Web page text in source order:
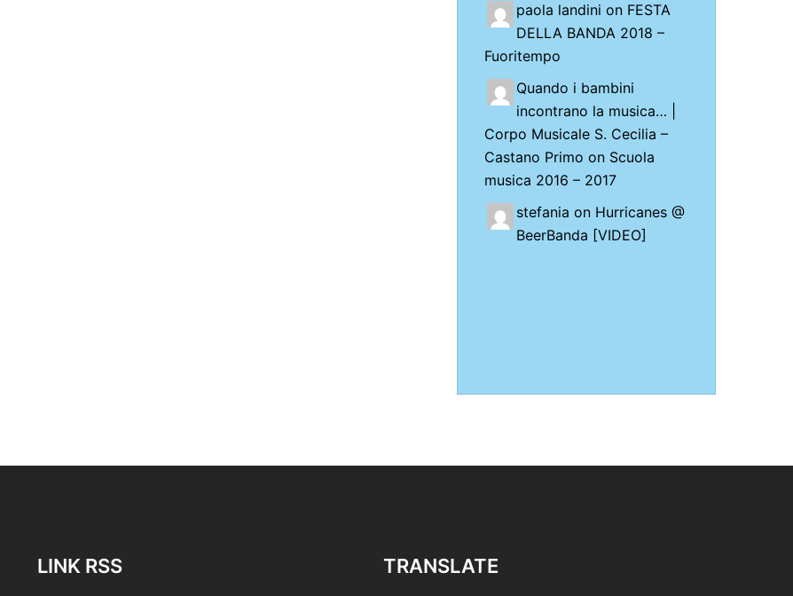
paola landini on FESTA
DELLA BANDA 2018 –
Fuoritempo
Quando i bambini
incontrano la musica… |
Corpo Musicale S. Cecilia –
Castano Primo on Scuola
musica 2016 – 2017
stefania on Hurricanes @
BeerBanda [VIDEO]
LINK RSS TRANSLATE